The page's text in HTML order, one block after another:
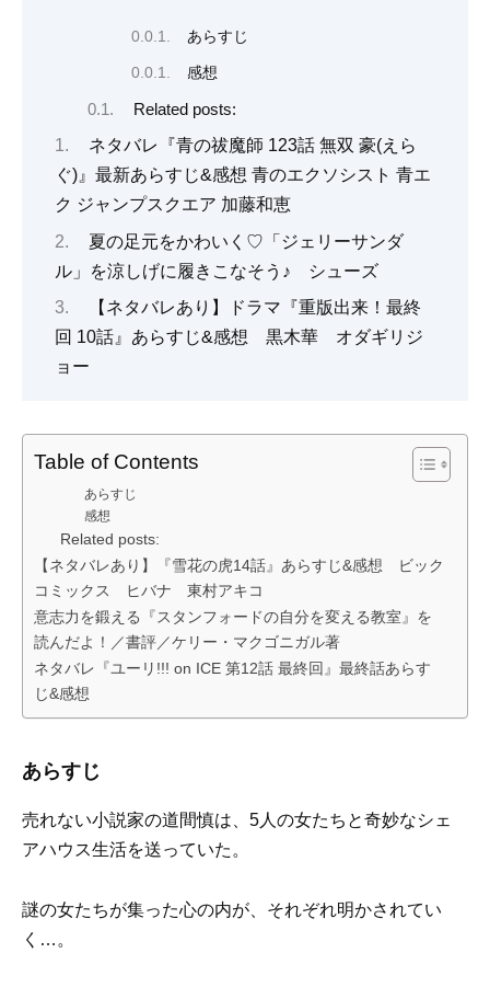
あらすじ
感想
Related posts:
ネタバレ『青の祓魔師 123話 無双 豪(えら
ぐ)』最新あらすじ&感想 青のエクソシスト 青エ
ク ジャンプスクエア 加藤和恵
夏の足元をかわいく♡「ジェリーサンダ
ル」を涼しげに履きこなそう♪ シューズ
【ネタバレあり】ドラマ『重版出来！最終
回 10話』あらすじ&感想 黒木華 オダギリジ
ョー
Table of Contents
あらすじ
感想
Related posts:
【ネタバレあり】『雪花の虎14話』あらすじ&感想 ビック
コミックス ヒバナ 東村アキコ
意志力を鍛える『スタンフォードの自分を変える教室』を
読んだよ！／書評／ケリー・マクゴニガル著
ネタバレ『ユーリ!!! on ICE 第12話 最終回』最終話あらす
じ&感想
あらすじ
売れない小説家の道間慎は、5人の女たちと奇妙なシェ
アハウス生活を送っていた。
謎の女たちが集った心の内が、それぞれ明かされてい
く…。